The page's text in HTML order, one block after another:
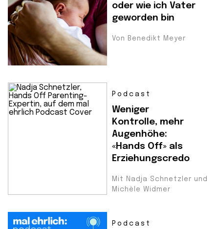
oder wie ich Vater
geworden bin
Von Benedikt Meyer
Podcast
Weniger
Kontrolle, mehr
Augenhöhe:
«Hands Off» als
Erziehungscredo
Mit Nadja Schnetzler und
Michèle Widmer
Podcast